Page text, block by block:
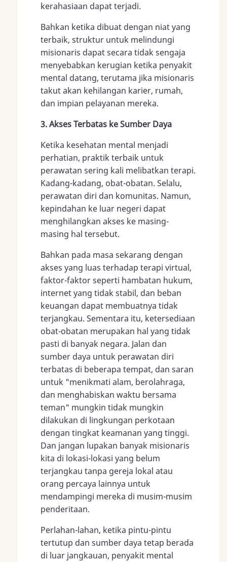
kerahasiaan dapat terjadi.
Bahkan ketika dibuat dengan niat yang
terbaik, struktur untuk melindungi
misionaris dapat secara tidak sengaja
menyebabkan kerugian ketika penyakit
mental datang, terutama jika misionaris
takut akan kehilangan karier, rumah,
dan impian pelayanan mereka.
3. Akses Terbatas ke Sumber Daya
Ketika kesehatan mental menjadi
perhatian, praktik terbaik untuk
perawatan sering kali melibatkan terapi.
Kadang-kadang, obat-obatan. Selalu,
perawatan diri dan komunitas. Namun,
kepindahan ke luar negeri dapat
menghilangkan akses ke masing-
masing hal tersebut.
Bahkan pada masa sekarang dengan
akses yang luas terhadap terapi virtual,
faktor-faktor seperti hambatan hukum,
internet yang tidak stabil, dan beban
keuangan dapat membuatnya tidak
terjangkau. Sementara itu, ketersediaan
obat-obatan merupakan hal yang tidak
pasti di banyak negara. Jalan dan
sumber daya untuk perawatan diri
terbatas di beberapa tempat, dan saran
untuk "menikmati alam, berolahraga,
dan menghabiskan waktu bersama
teman" mungkin tidak mungkin
dilakukan di lingkungan perkotaan
dengan tingkat keamanan yang tinggi.
Dan jangan lupakan banyak misionaris
kita di lokasi-lokasi yang belum
terjangkau tanpa gereja lokal atau
orang percaya lainnya untuk
mendampingi mereka di musim-musim
penderitaan.
Perlahan-lahan, ketika pintu-pintu
tertutup dan sumber daya tetap berada
di luar jangkauan, penyakit mental